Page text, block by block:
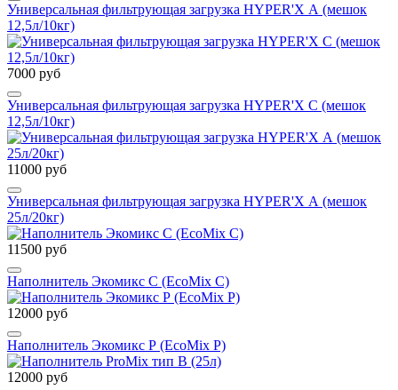
Универсальная фильтрующая загрузка HYPER'X А (мешок
12,5л/10кг)
7000 руб
Универсальная фильтрующая загрузка HYPER'X С (мешок
12,5л/10кг)
11000 руб
Универсальная фильтрующая загрузка HYPER'X А (мешок
25л/20кг)
11500 руб
Наполнитель Экомикс С (EcoMix С)
12000 руб
Наполнитель Экомикс Р (EcoMix P)
12000 руб